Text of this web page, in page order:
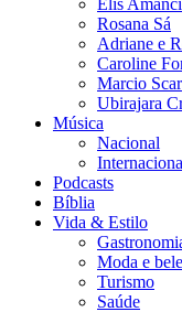
Elis
Rosana Sá
Adriane e
Caroline
Marcio
Ubirajara
Música
Nacional
Podcasts
Bíblia
Vida & Estilo
Moda e
Turismo
Saúde